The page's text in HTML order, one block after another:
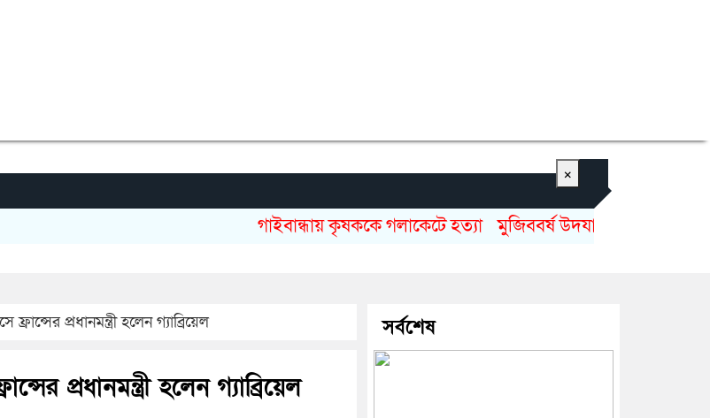
গাইবান্ধায় কৃষককে গলাকেটে হত্যা মুজিববর্ষ উদযাপনে ৯৮২ কোটি ৯১
×
প্রধানমন্ত্রী হলেন গ্যাব্রিয়েল
প্রধানমন্ত্রী হলেন গ্যাব্রিয়েল
সর্বশেষ